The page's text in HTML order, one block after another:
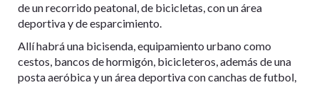
de un recorrido peatonal, de bicicletas, con un área
deportiva y de esparcimiento.
Allí habrá una bicisenda, equipamiento urbano como
cestos, bancos de hormigón, bicicleteros, además de una
posta aeróbica y un área deportiva con canchas de futbol,